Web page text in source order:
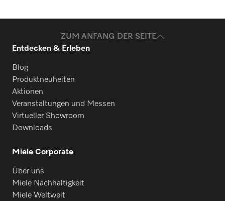
ZUM ANFANG DER SEITE
Entdecken & Erleben
Blog
Produktneuheiten
Aktionen
Veranstaltungen und Messen
Virtueller Showroom
Downloads
Miele Corporate
Über uns
Miele Nachhaltigkeit
Miele Weltweit